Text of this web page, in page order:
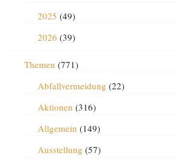
2025 (49)
2026 (39)
Themen (771)
Abfallvermeidung (22)
Aktionen (316)
Allgemein (149)
Ausstellung (57)